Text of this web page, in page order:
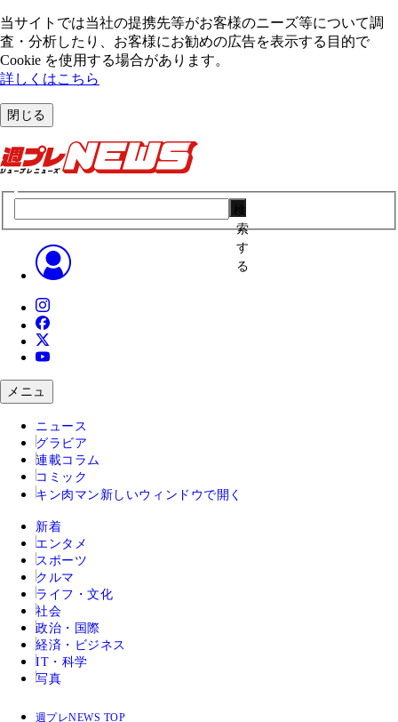
当サイトでは当社の提携先等がお客様のニーズ等について調
査・分析したり、お客様にお勧めの広告を表⽰する⽬的で
Cookie を使⽤する場合があります。
詳しくはこちら
閉じる
索
す
る
メニュ
ニュース
グラビア
連載コラム
コミック
キン肉マン 新しいウィンドウで開く
新着
エンタメ
スポーツ
クルマ
ライフ・文化
社会
政治・国際
経済・ビジネス
IT・科学
写真
週プレNEWS TOP